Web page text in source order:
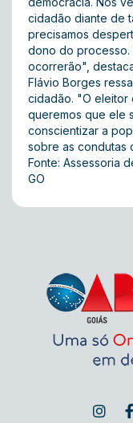
cidadão diante de
precisamos
dono do processo.
ocorrerão",
Flávio Borges
cidadão. "O eleitor
queremos que ele
conscientizar a
sobre as condutas
Fonte: Assessoria
GO